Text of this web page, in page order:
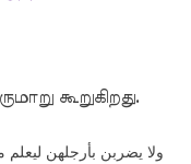
கூறுகிறது.
ولا يضربن بأرجلهن ليعلم